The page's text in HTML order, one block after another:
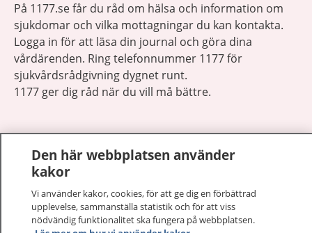
På 1177.se får du råd om hälsa och information om
sjukdomar och vilka mottagningar du kan kontakta.
Logga in för att läsa din journal och göra dina
vårdärenden. Ring telefonnummer 1177 för
sjukvårdsrådgivning dygnet runt.
1177 ger dig råd när du vill må bättre.
Om 1177
Den här webbplatsen använder
kakor
Vi använder kakor, cookies, för att ge dig en förbättrad
upplevelse, sammanställa statistik och för att viss
nödvändig funktionalitet ska fungera på webbplatsen.